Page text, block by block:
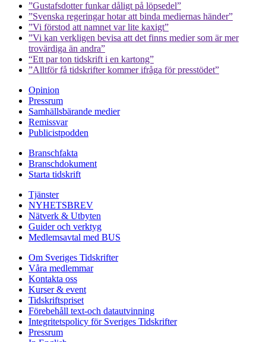
”Gustafsdotter funkar dåligt på löpsedel”
”Svenska regeringar hotar att binda mediernas händer”
”Vi förstod att namnet var lite kaxigt”
”Vi kan verkligen bevisa att det finns medier som är mer
trovärdiga än andra”
“Ett par ton tidskrift i en kartong”
”Alltför få tidskrifter kommer ifråga för presstödet”
Opinion
Pressrum
Samhällsbärande medier
Remissvar
Publicistpodden
Branschfakta
Branschdokument
Starta tidskrift
Tjänster
NYHETSBREV
Nätverk & Utbyten
Guider och verktyg
Medlemsavtal med BUS
Om Sveriges Tidskrifter
Våra medlemmar
Kontakta oss
Kurser & event
Tidskriftspriset
Förebehåll text-och datautvinning
Integritetspolicy för Sveriges Tidskrifter
Pressrum